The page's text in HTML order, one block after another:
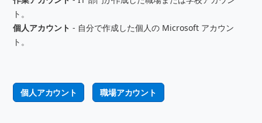
ト。
個人アカウント - 自分で作成した個人の Microsoft アカウン
ト。
個人アカウント 職場アカウント